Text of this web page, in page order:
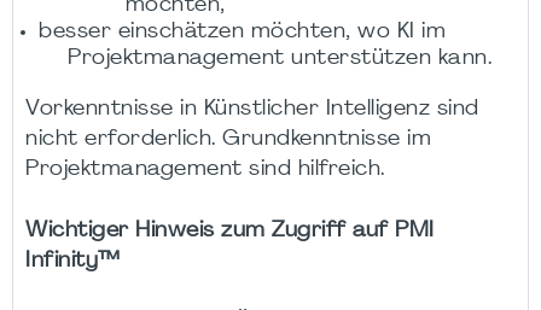
möchten,
besser einschätzen möchten, wo KI im
Projektmanagement unterstützen kann.
Vorkenntnisse in Künstlicher Intelligenz sind
nicht erforderlich. Grundkenntnisse im
Projektmanagement sind hilfreich.
Wichtiger Hinweis zum Zugriff auf PMI
Infinity™